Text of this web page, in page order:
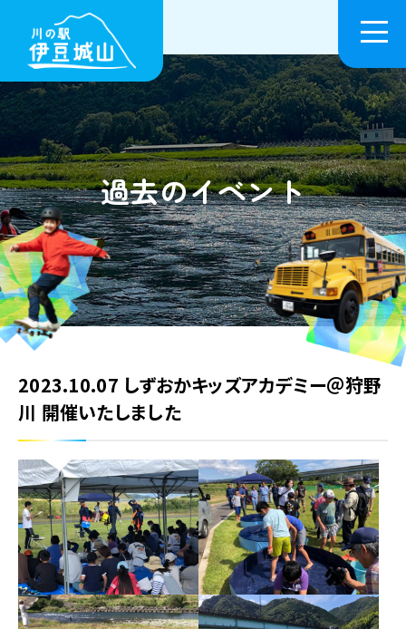
過去のイベント
2023.10.07 しずおかキッズアカデミー＠狩野
川 開催いたしました